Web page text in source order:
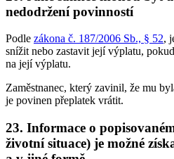
nedodržení povinností
Podle zákona č. 187/2006 Sb., § 52,
snížit nebo zastavit její výplatu,
na její výplatu.
Zaměstnanec, který zavinil, že mu
je povinen přeplatek vrátit.
23. Informace o
životní situace) je možné